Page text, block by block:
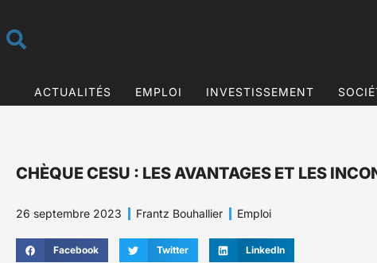
ACTUALITÉS EMPLOI INVESTISSEMENT
CHÈQUE CESU : LES AVANTAGES ET LES
26 septembre 2023 Frantz Bouhallier Emploi
Facebook Twitter LinkedIn